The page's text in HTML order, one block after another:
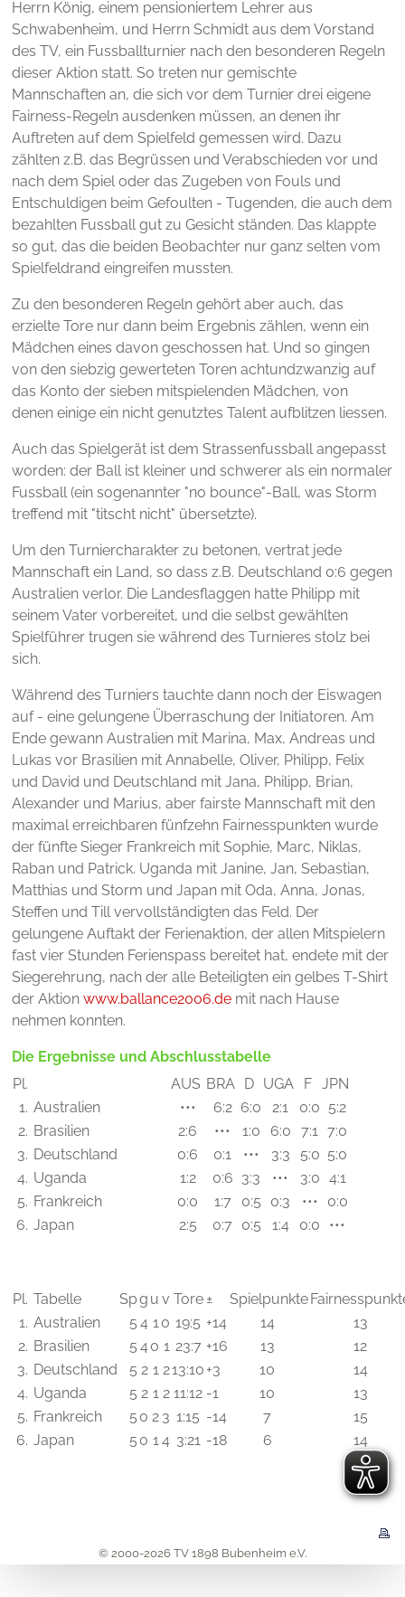
Herrn König, einem pensioniertem Lehrer aus
Schwabenheim, und Herrn Schmidt aus dem Vorstand
des TV, ein Fussballturnier nach den besonderen Regeln
dieser Aktion statt. So treten nur gemischte
Mannschaften an, die sich vor dem Turnier drei eigene
Fairness-Regeln ausdenken müssen, an denen ihr
Auftreten auf dem Spielfeld gemessen wird. Dazu
zählten z.B. das Begrüssen und Verabschieden vor und
nach dem Spiel oder das Zugeben von Fouls und
Entschuldigen beim Gefoulten - Tugenden, die auch dem
bezahlten Fussball gut zu Gesicht ständen. Das klappte
so gut, das die beiden Beobachter nur ganz selten vom
Spielfeldrand eingreifen mussten.
Zu den besonderen Regeln gehört aber auch, das
erzielte Tore nur dann beim Ergebnis zählen, wenn ein
Mädchen eines davon geschossen hat. Und so gingen
von den siebzig gewerteten Toren achtundzwanzig auf
das Konto der sieben mitspielenden Mädchen, von
denen einige ein nicht genutztes Talent aufblitzen liessen.
Auch das Spielgerät ist dem Strassenfussball angepasst
worden: der Ball ist kleiner und schwerer als ein normaler
Fussball (ein sogenannter "no bounce"-Ball, was Storm
treffend mit "titscht nicht" übersetzte).
Um den Turniercharakter zu betonen, vertrat jede
Mannschaft ein Land, so dass z.B. Deutschland 0:6 gegen
Australien verlor. Die Landesflaggen hatte Philipp mit
seinem Vater vorbereitet, und die selbst gewählten
Spielführer trugen sie während des Turnieres stolz bei
sich.
Während des Turniers tauchte dann noch der Eiswagen
auf - eine gelungene Überraschung der Initiatoren. Am
Ende gewann Australien mit Marina, Max, Andreas und
Lukas vor Brasilien mit Annabelle, Oliver, Philipp, Felix
und David und Deutschland mit Jana, Philipp, Brian,
Alexander und Marius, aber fairste Mannschaft mit den
maximal erreichbaren fünfzehn Fairnesspunkten wurde
der fünfte Sieger Frankreich mit Sophie, Marc, Niklas,
Raban und Patrick. Uganda mit Janine, Jan, Sebastian,
Matthias und Storm und Japan mit Oda, Anna, Jonas,
Steffen und Till vervollständigten das Feld. Der
gelungene Auftakt der Ferienaktion, der allen Mitspielern
fast vier Stunden Ferienspass bereitet hat, endete mit der
Siegerehrung, nach der alle Beteiligten ein gelbes T-Shirt
der Aktionwww.ballance2006.de mit nach Hause
nehmen konnten.
Die Ergebnisse und Abschlusstabelle
Pl.
AUS BRA D UGA F
JPN
1. Australien ••• 6:2 6:0 2:1 0:0 5:2
2. Brasilien 2:6 ••• 1:0 6:0 7:1 7:0
3. Deutschland 0:6 0:1 ••• 3:3 5:0 5:0
4. Uganda 1:2 0:6 3:3 ••• 3:0 4:1
5. Frankreich 0:0 1:7 0:5 0:3 •••
0:0
6. Japan 2:5 0:7 0:5 1:4 0:0 •••
Pl. Tabelle Spg u v Tore ± Spielpunkte
1. Australien 5 4 10 19:5 +14 14
13
2. Brasilien 5 40 1 23:7 +16 13
12
3. Deutschland 5 2 1 213:10+3 10
14
4. Uganda 5 2 1 2 11:12 -1 10
13
5. Frankreich 5 0 2 3 1:15 -14 7
15
6. Japan 5 0 14 3:21 -18 6 14
© 2000-2026 TV 1898 Bubenheim e.V.